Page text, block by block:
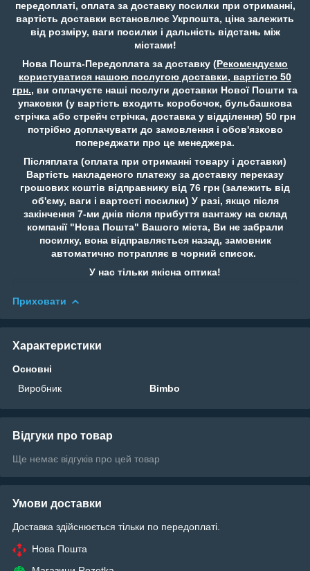
передоплаті, оплата за доставку посилки при отриманні,
вартість доставки встановлює Укрпошта, ціна залежить
від розміру, ваги посилки і дальність відстань між
містами!
Нова Пошта-Передоплата за доставку (Рекомендуємо
користуватися нашою послугою доставки, вартістю 50
грн., ви оплачуєте наші послуги доставки Нової Пошти та
упаковки (у вартість входить коробочок, бульбашкова
стрічка або стрейч стрічка, доставка у відділення) 50 грн
потрібно доплачувати до замовлення і обов'язково
попереджати про це менеджера.
Післяплата (оплата при отриманні товару і доставки)
Вартість накладеного платежу за доставку переказу
грошових коштів відправнику від 76 грн (залежить від
об'єму, ваги і вартості посилки) У разі, якщо після
закінчення 7-ми днів після прибуття вантажу на склад
компанії "Нова Пошта" Вашого міста, Ви не забрали
посилку, вона відправляється назад, замовник
автоматично потрапляє в чорний список.
У нас тільки якісна оптика!
Приховати
Характеристики
Основні
Виробник
Bimbo
Відгуки про товар
Ще немає відгуків про цей товар
Умови доставки
Доставка здійснюється тільки по передоплаті.
Нова Пошта